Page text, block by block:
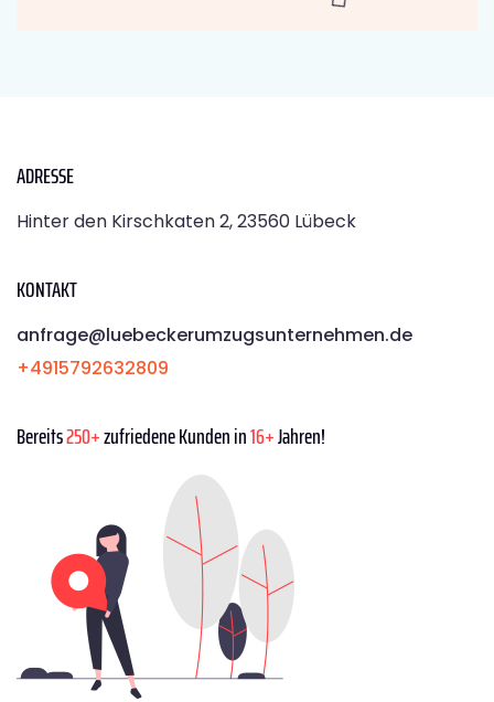
ADRESSE
Hinter den Kirschkaten 2, 23560 Lübeck
KONTAKT
anfrage@luebeckerumzugsunternehmen.de
+4915792632809
Bereits250+zufriedene Kunden in16+Jahren!